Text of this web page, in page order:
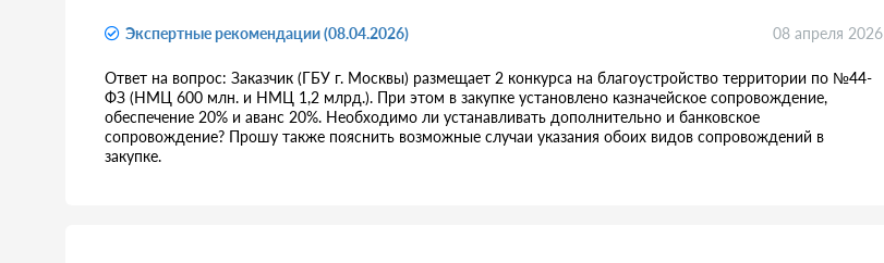
Экспертные рекомендации (08.04.2026) 08 апреля 2026
Ответ на вопрос: Заказчик (ГБУ г. Москвы) размещает 2 конкурса на благоустройство территории по №44-
ФЗ (НМЦ 600 млн. и НМЦ 1,2 млрд.). При этом в закупке установлено казначейское сопровождение,
обеспечение 20% и аванс 20%. Необходимо ли устанавливать дополнительно и банковское
сопровождение? Прошу также пояснить возможные случаи указания обоих видов сопровождений в
закупке.